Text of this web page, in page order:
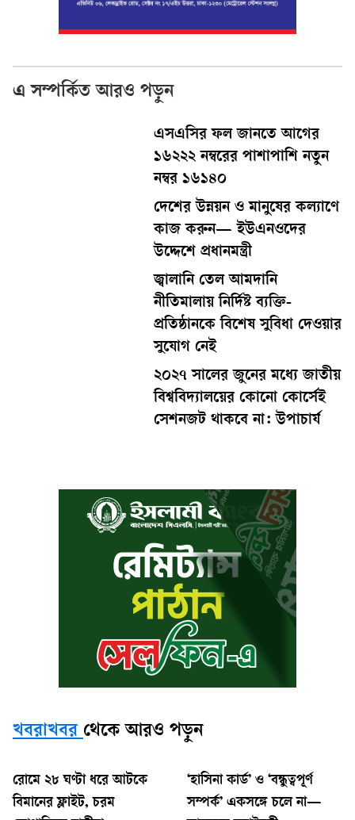
এ সম্পর্কিত আরও পড়ুন
এসএসির ফল জানতে আগের
১৬২২২ নম্বরের পাশাপাশি নতুন
নম্বর ১৬১৪০
দেশের উন্নয়ন ও মানুষের কল্যাণে
কাজ করুন— ইউএনওদের
উদ্দেশে প্রধানমন্ত্রী
জ্বালানি তেল আমদানি
নীতিমালায় নির্দিষ্ট ব্যক্তি-
প্রতিষ্ঠানকে বিশেষ সুবিধা দেওয়ার
সুযোগ নেই
২০২৭ সালের জুনের মধ্যে জাতীয়
বিশ্ববিদ্যালয়ের কোনো কোর্সেই
সেশনজট থাকবে না: উপাচার্য
খবরাখবর থেকে আরও পড়ুন
রোমে ২৮ ঘণ্টা ধরে আটকে
বিমানের ফ্লাইট, চরম
‘হাসিনা কার্ড’ ও ‘বন্ধুত্বপূর্ণ
সম্পর্ক’ একসঙ্গে চলে না—